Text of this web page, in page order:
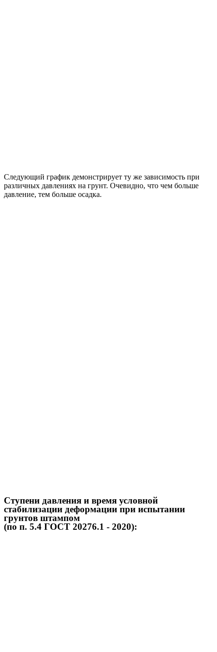
Следующий график демонстрирует ту же зависимость при
различных давлениях на грунт. Очевидно, что чем больше
давление, тем больше осадка.
Ступени давления и время условной
стабилизации деформации при испытании
грунтов штампом
(по п. 5.4 ГОСТ 20276.1 - 2020):